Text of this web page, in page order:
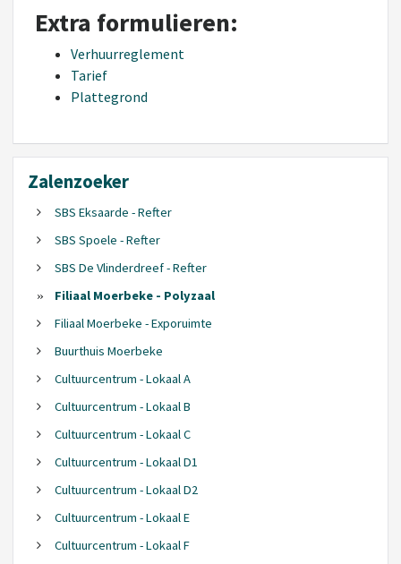
Extra formulieren:
Verhuurreglement
Tarief
Plattegrond
Zalenzoeker
SBS Eksaarde - Refter
SBS Spoele - Refter
SBS De Vlinderdreef - Refter
Filiaal Moerbeke - Polyzaal
Filiaal Moerbeke - Exporuimte
Buurthuis Moerbeke
Cultuurcentrum - Lokaal A
Cultuurcentrum - Lokaal B
Cultuurcentrum - Lokaal C
Cultuurcentrum - Lokaal D1
Cultuurcentrum - Lokaal D2
Cultuurcentrum - Lokaal E
Cultuurcentrum - Lokaal F